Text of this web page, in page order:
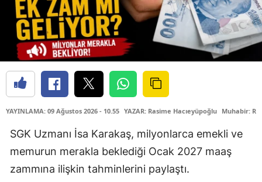
YAYINLAMA: 09 Ağustos 2026 - 10.55 YAZAR: Rasime Hacıeyüpoğlu Muhabir:
SGK Uzmanı İsa Karakaş, milyonlarca emekli ve
memurun merakla beklediği Ocak 2027 maaş
zammına ilişkin tahminlerini paylaştı.